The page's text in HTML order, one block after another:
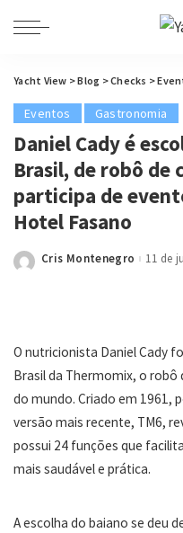
Yacht View >Blog >Checks >
Eventos Gastronomia
Daniel Cady é
Brasil, de robô de
participa de
Hotel Fasano
Posted
Cris Montenegro 11 de
O nutricionista Daniel Cady
Brasil da Thermomix, o robô
do mundo. Criado em 1961,
versão mais recente, TM6,
possui 24 funções que
mais saudável e prática.
A escolha do baiano se deu